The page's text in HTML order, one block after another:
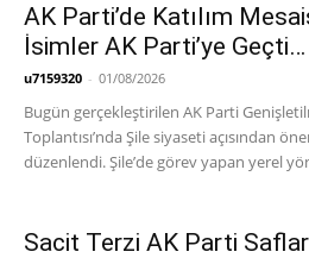
AK Parti’de Katılım
İsimler AK Parti’ye Geçti…
u7159320 - 01/08/2026
Bugün gerçekleştirilen AK Parti
Toplantısı’nda Şile siyaseti açısından
düzenlendi. Şile’de görev yapan yerel
Sacit Terzi AK Parti